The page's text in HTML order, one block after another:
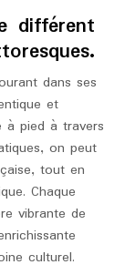
différent
dans ses
et
à pied à travers
on peut
tout en
Chaque
vibrante de
culturel.